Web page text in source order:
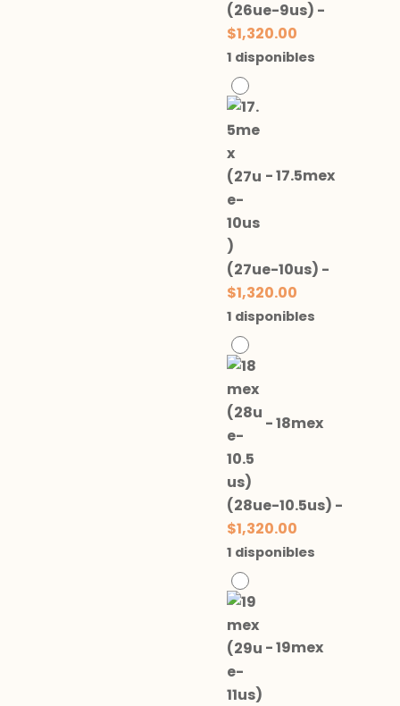
(26ue-9us) -
$1,320.00
1 disponibles
-17.5mex
(27ue-10us) -
$1,320.00
1 disponibles
-18mex
(28ue-10.5us) -
$1,320.00
1 disponibles
-19mex